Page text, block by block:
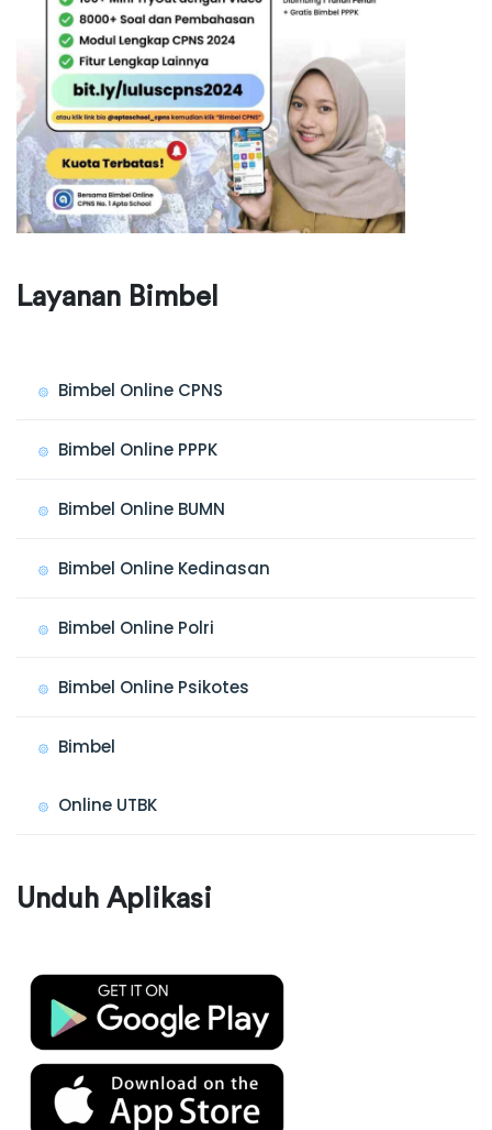
Layanan Bimbel
Bimbel Online CPNS
Bimbel Online PPPK
Bimbel Online BUMN
Bimbel Online Kedinasan
Bimbel Online Polri
Bimbel Online Psikotes
Bimbel
Online UTBK
Unduh Aplikasi